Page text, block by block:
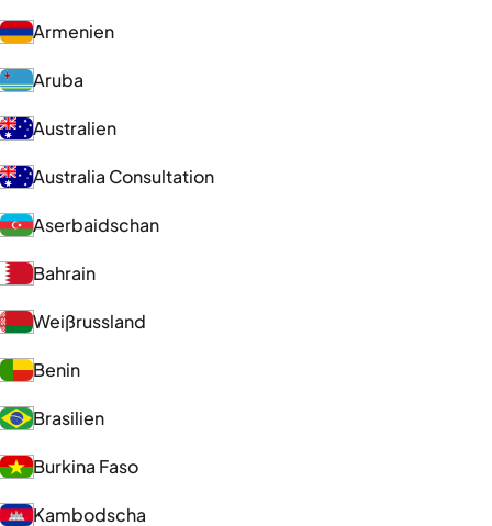
Armenien
Aruba
Australien
Australia Consultation
Aserbaidschan
Bahrain
Weißrussland
Benin
Brasilien
Burkina Faso
Kambodscha